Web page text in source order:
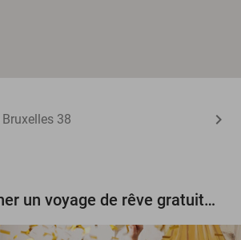
38
Tentez de gagner un voyage de rêve gratuit d'une valeur de 3.000 € !